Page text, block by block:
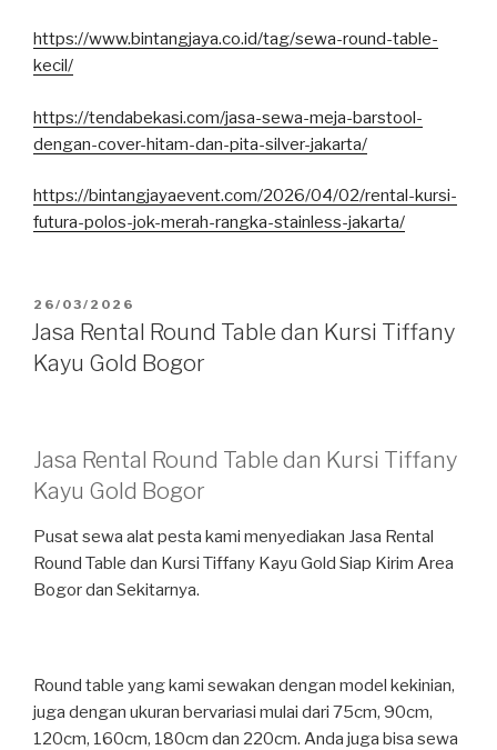
https://www.bintangjaya.co.id/tag/sewa-round-table-
kecil/
https://tendabekasi.com/jasa-sewa-meja-barstool-
dengan-cover-hitam-dan-pita-silver-jakarta/
https://bintangjayaevent.com/2026/04/02/rental-kursi-
futura-polos-jok-merah-rangka-stainless-jakarta/
DIPOSKAN
PADA
26/03/2026
Jasa Rental Round Table dan Kursi Tiffany
Kayu Gold Bogor
Jasa Rental Round Table dan Kursi Tiffany
Kayu Gold Bogor
Pusat sewa alat pesta kami menyediakan Jasa Rental
Round Table dan Kursi Tiffany Kayu Gold Siap Kirim Area
Bogor dan Sekitarnya.
Round table yang kami sewakan dengan model kekinian,
juga dengan ukuran bervariasi mulai dari 75cm, 90cm,
120cm, 160cm, 180cm dan 220cm. Anda juga bisa sewa